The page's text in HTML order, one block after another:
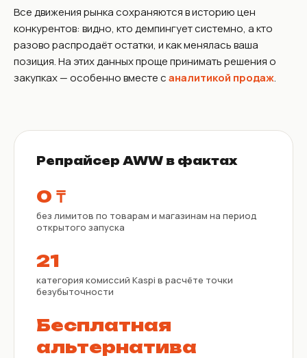
Все движения рынка сохраняются в историю цен
конкурентов: видно, кто демпингует системно, а кто
разово распродаёт остатки, и как менялась ваша
позиция. На этих данных проще принимать решения о
закупках — особенно вместе саналитикой продаж.
Репрайсер AWW в фактах
0 ₸
без лимитов по товарам и магазинам на период
открытого запуска
21
категория комиссий Kaspi в расчёте точки
безубыточности
Бесплатная
альтернатива